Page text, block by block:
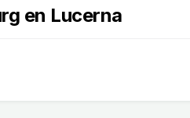
en Lucerna